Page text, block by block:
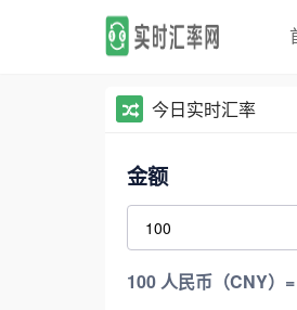
今日实时汇率
金额
100 人民币（CNY）=